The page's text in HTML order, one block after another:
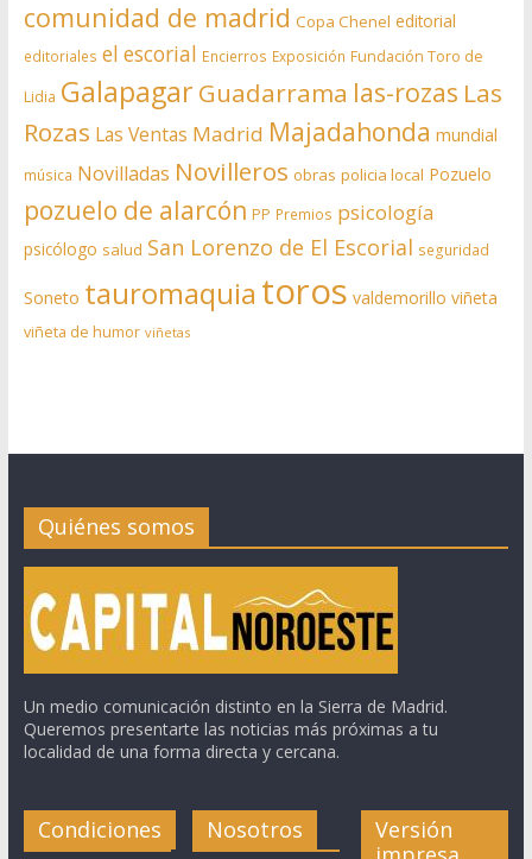
comunidad de madrid Copa Chenel editorial
editoriales el escorial Encierros Exposición Fundación Toro de
Lidia Galapagar Guadarrama las-rozas Las
Rozas Las Ventas Madrid Majadahonda mundial
música Novilladas Novilleros obras policia local Pozuelo
pozuelo de alarcón PP Premios psicología
psicólogo salud San Lorenzo de El Escorial seguridad
Soneto tauromaquia toros valdemorillo viñeta
viñeta de humor viñetas
Quiénes somos
Un medio comunicación distinto en la Sierra de Madrid.
Queremos presentarte las noticias más próximas a tu
localidad de una forma directa y cercana.
Condiciones Nosotros
Versión